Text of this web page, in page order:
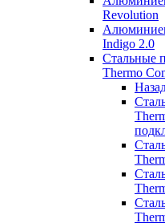
Revolution
Indigo 2.0
Стальные
Thermo